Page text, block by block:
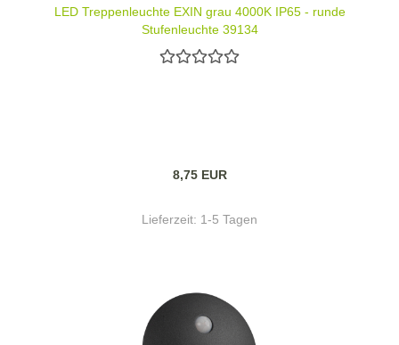
LED Treppenleuchte EXIN grau 4000K IP65 - runde
Stufenleuchte 39134
8,75 EUR
Lieferzeit: 1-5 Tagen